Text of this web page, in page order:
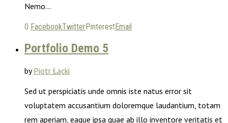
Nemo…
0 FacebookTwitterPinterestEmail
Portfolio Demo 5
byPiotr Łącki
Sed ut perspiciatis unde omnis iste natus error sit
voluptatem accusantium doloremque laudantium, totam
rem aperiam, eaque ipsa quae ab illo inventore veritatis et